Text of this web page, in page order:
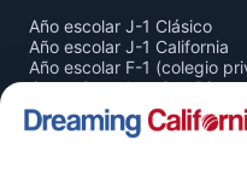
Año escolar J-1 Clásico
Año escolar J-1 California
Año escolar F-1 (colegio
Curso Completo San Diego
San Diego 4 Semanas
Inmersión en Familia